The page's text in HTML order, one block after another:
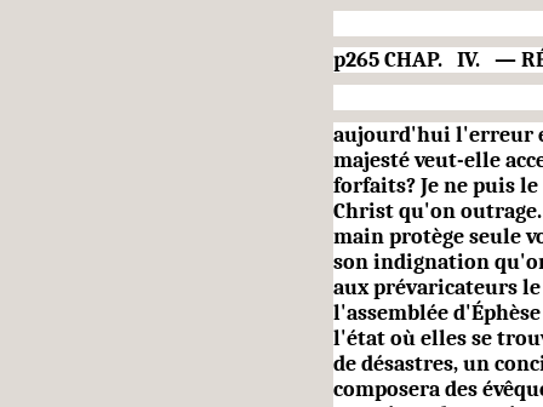
p265 CHAP. IV. —
aujourd'hui l'erreur
majesté veut-elle
forfaits? Je ne puis
Christ qu'on
main protège seule
son indignation
aux prévaricateurs le
l'assemblée
l'état où elles se
de désastres, un
composera des